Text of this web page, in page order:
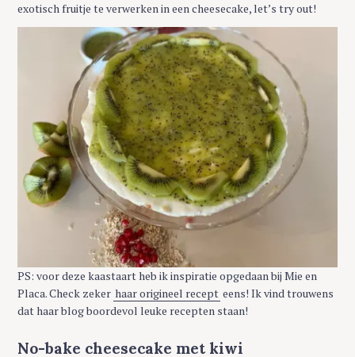
exotisch fruitje te verwerken in een cheesecake, let’s try out!
PS: voor deze kaastaart heb ik inspiratie opgedaan bij Mie en
Placa. Check zeker haar origineel recept eens! Ik vind trouwens
dat haar blog boordevol leuke recepten staan!
No-bake cheesecake met kiwi